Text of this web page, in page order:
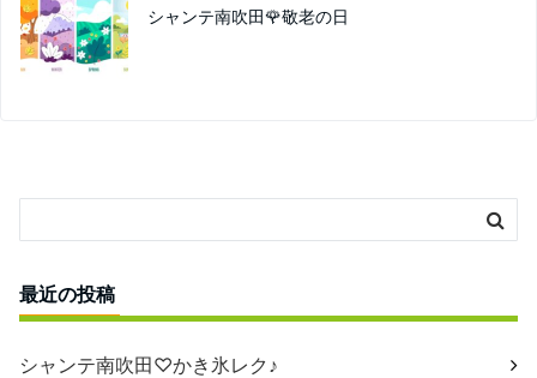
シャンテ南吹田🌹敬老の日
最近の投稿
シャンテ南吹田♡かき氷レク♪